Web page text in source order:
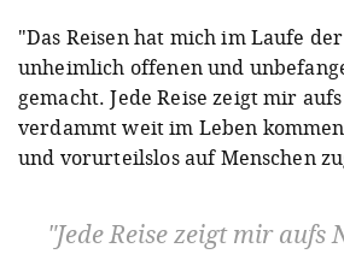
"Das Reisen hat mich im Laufe
unheimlich offenen und
gemacht. Jede Reise zeigt mir
verdammt weit im Leben
und vorurteilslos auf Menschen
Jede Reise zeigt mir aufs